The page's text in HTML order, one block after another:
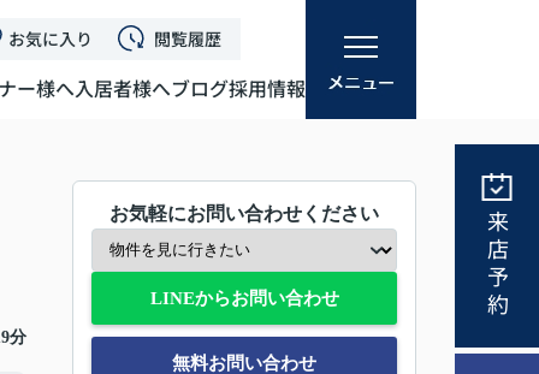
お気に入り 閲覧履歴
ー様へ入居者様へブログ採用情報
来店予約
分
お気軽にお問い合わせください
LINEからお問い合わせ
無料お問い合わせ